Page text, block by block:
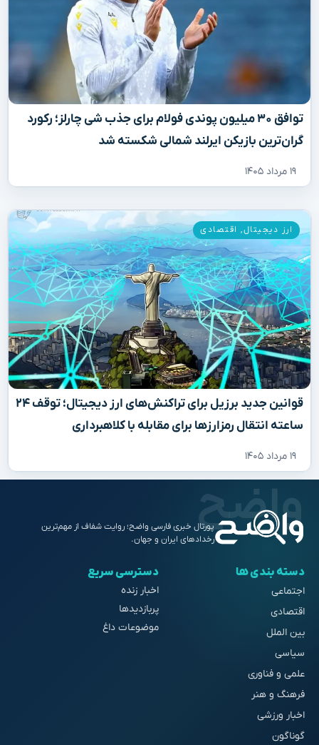
توافق ۳۰ میلیون پوندی فولام برای جذب شی چارلز؛ رکورد
گران‌ترین بازیکن ایرلند شمالی شکسته شد
۱۹ مرداد ۱۴۰۵
قوانین جدید برزیل برای تراکنش‌های ارز دیجیتال؛ توقف ۲۴
ساعته انتقال رمزارزها برای مقابله با کلاهبرداری
۱۹ مرداد ۱۴۰۵
ارز دیجیتال, اقتصادی
پورتال خبری فارسی واضح؛ روایت شفاف از مهم‌ترین
رخدادهای ایران و جهان.
دسته بندی ها
اجتماعی
اقتصادی
بین الملل
سیاسی
علمی و فناوری
فرهنگ و هنر
اخبار ورزشی
گوناگون
دسترسی سریع
اخبار زنده
پربازدیدها
موضوعات داغ